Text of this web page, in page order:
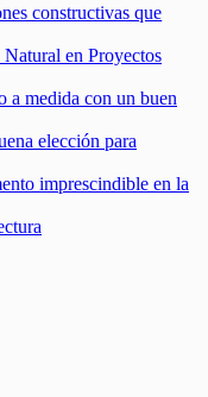
constructivas que
en Proyectos
a medida con un buen
elección para
imprescindible en la